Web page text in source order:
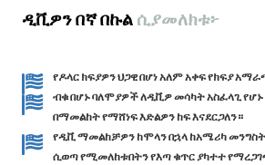
ዲቪዎን በኛ በኩል ሲያመለክቱ፦
የዶላር ክፍያዎን ህጋዊ በሆነ አለም አቀፍ የክፍያ
ብቁ በሆኑ ባለሞያዎች ለዲቪዎ መሳካት አስፈላጊ
በማመልከት የማሸነፍ እድልዎን ከፍ እናደርጋለን።
የዲቪ ማመልከቻዎን ከሞላን በኋላ ከአሜሪካ
ሲወጣ የሚመለከቱበትን የእጣ ቁጥር ያካተተ